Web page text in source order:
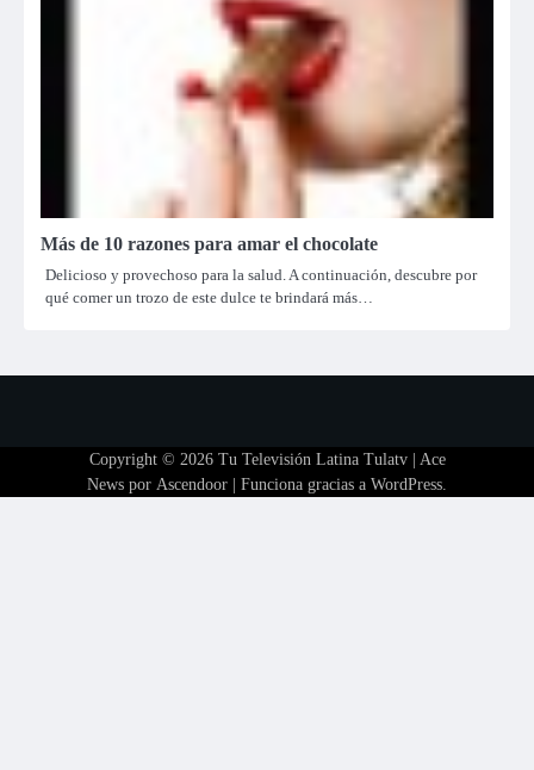
Más de 10 razones para amar el chocolate
Delicioso y provechoso para la salud. A continuación, descubre por
qué comer un trozo de este dulce te brindará más…
Copyright © 2026 Tu Televisión Latina Tulatv| Ace
News por Ascendoor | Funciona gracias a WordPress.